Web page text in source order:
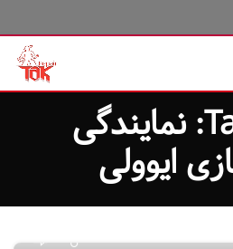
Tag Archives: نمایندگی
ایوولی